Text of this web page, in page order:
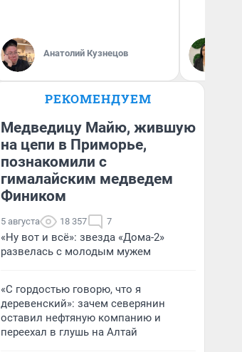
Анатолий Кузнецов
РЕКОМЕНДУЕМ
Медведицу Майю, жившую
на цепи в Приморье,
познакомили с
гималайским медведем
Фиником
5 августа 18 357 7
«Ну вот и всё»: звезда «Дома-2»
развелась с молодым мужем
«С гордостью говорю, что я
деревенский»: зачем северянин
оставил нефтяную компанию и
переехал в глушь на Алтай